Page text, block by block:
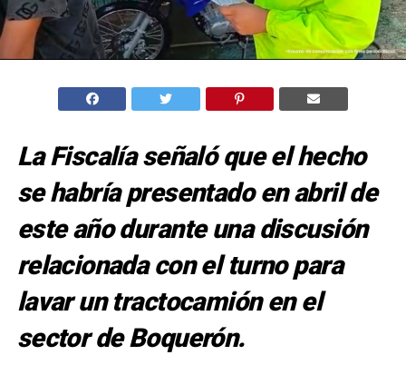
La Fiscalía señaló que el hecho
se habría presentado en abril de
este año durante una discusión
relacionada con el turno para
lavar un tractocamión en el
sector de Boquerón.